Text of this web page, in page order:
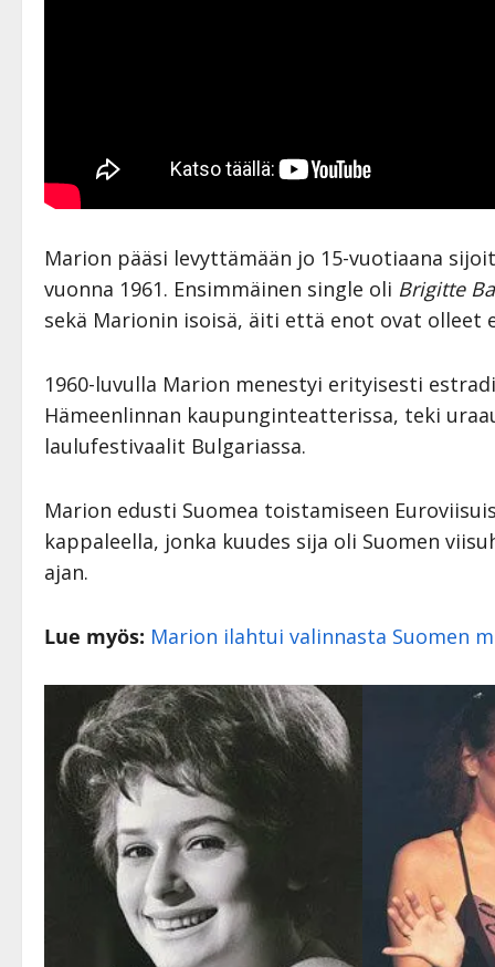
Marion pääsi levyttämään jo 15-vuotiaana
vuonna 1961. Ensimmäinen single oli Brigitte
sekä Marionin isoisä, äiti että enot ovat olleet
1960-luvulla Marion menestyi erityisesti
Hämeenlinnan kaupunginteatterissa, teki
laulufestivaalit Bulgariassa.
Marion edusti Suomea toistamiseen
kappaleella, jonka kuudes sija oli Suomen
ajan.
Lue myös: Marion ilahtui valinnasta Suomen